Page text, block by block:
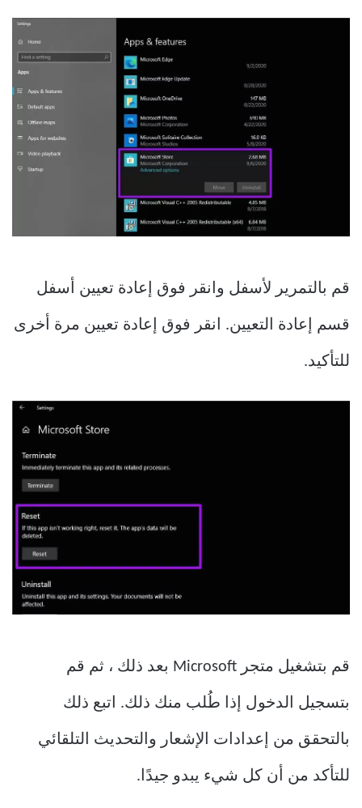
قم بالتمرير لأسفل وانقر فوق إعادة تعيين أسفل
قسم إعادة التعيين. انقر فوق إعادة تعيين مرة أخرى
للتأكيد.
قم بتشغيل متجر Microsoft بعد ذلك ، ثم قم
بتسجيل الدخول إذا طُلب منك ذلك. اتبع ذلك
بالتحقق من إعدادات الإشعار والتحديث التلقائي
للتأكد من أن كل شيء يبدو جيدًا.